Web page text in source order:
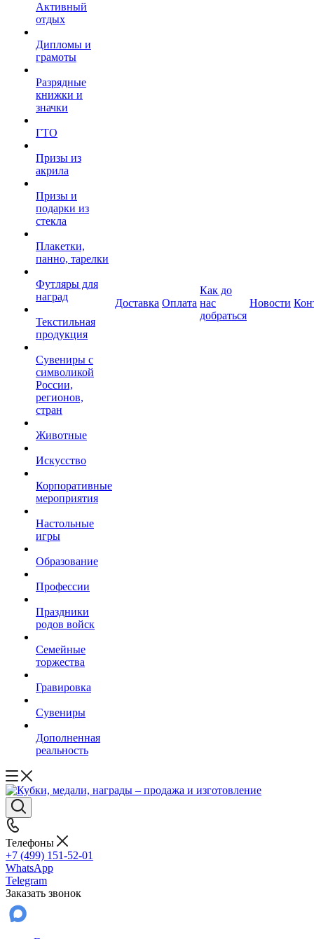
Активный
отдых
Дипломы и
грамоты
Разрядные
книжки и
значки
ГТО
Призы из
акрила
Призы и
подарки из
стекла
Плакетки,
панно, тарелки
Футляры для
наград
Текстильная
продукция
Сувениры с
символикой
России,
регионов,
стран
Животные
Искусство
Корпоративные
мероприятия
Настольные
игры
Образование
Профессии
Праздники
родов войск
Семейные
торжества
Гравировка
Сувениры
Дополненная
реальность
Доставка Оплата
Как до
нас
добраться
Новости
Телефоны
+7 (499) 151-52-01
WhatsApp
Telegram
Заказать звонок